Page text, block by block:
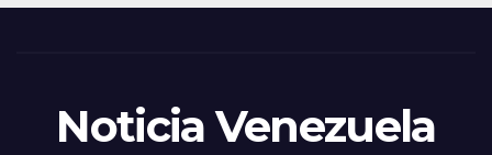
Noticia Venezuela